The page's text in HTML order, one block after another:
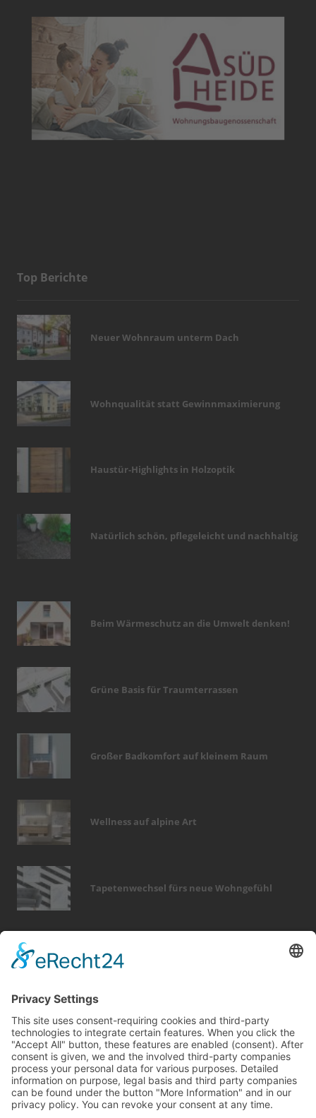
Top Berichte
Neuer Wohnraum unterm Dach
Wohnqualität statt Gewinnmaximierung
Haustür-Highlights in Holzoptik
Natürlich schön, pflegeleicht und nachhaltig
Beim Wärmeschutz an die Umwelt denken!
Grüne Basis für Traumterrassen
Großer Badkomfort auf kleinem Raum
Wellness auf alpine Art
Tapetenwechsel fürs neue Wohngefühl
Bericht Tags
heizung wintergarten
rund ums haus
hausbau
entfeuchtung
photovoltaik
sanieren holz
dekoration
smart home
modernisieren küche
renovieren
förderung
immobilien kamin wellness